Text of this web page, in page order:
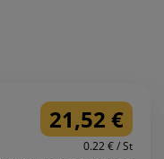
21,52 €
0.22 € / St